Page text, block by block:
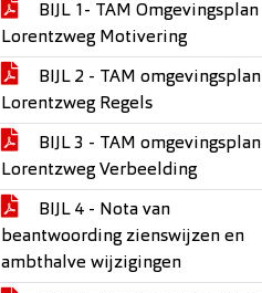
BIJL 1- TAM Omgevingsplan
Lorentzweg Motivering
BIJL 2 - TAM omgevingsplan
Lorentzweg Regels
BIJL 3 - TAM omgevingsplan
Lorentzweg Verbeelding
BIJL 4 - Nota van
beantwoording zienswijzen en
ambthalve wijzigingen